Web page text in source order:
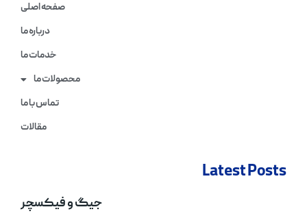
صفحه اصلی
درباره ما
خدمات ما
محصولات ما
تماس با ما
مقالات
Latest Posts
جیگ و فیکسچر